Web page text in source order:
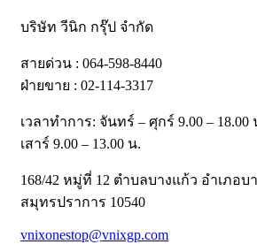
บริษัท วีนิก กรุ๊ป จำกัด
สายด่วน : 064-598-8440
ฝ่ายขาย : 02-114-3317
เวลาทำการ: จันทร์ – ศุกร์ 9.00 – 18.00
เสาร์ 9.00 – 13.00 น.
168/42 หมู่ที่ 12 ตำบลบางแก้ว อำเภอบ
สมุทรปราการ 10540
vnixonestop@vnixgp.com